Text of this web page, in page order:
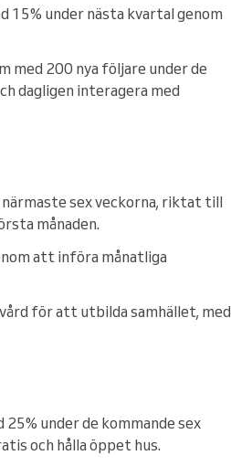
15% under nästa kvartal genom
med 200 nya följare under de
dagligen interagera med
sex veckorna, riktat till
månaden.
att införa månatliga
för att utbilda samhället, med
under de kommande sex
och hålla öppet hus.